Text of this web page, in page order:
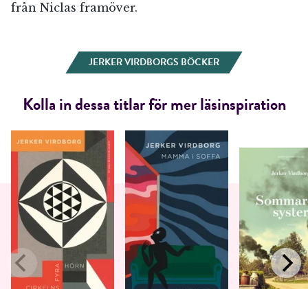
från Niclas framöver.
JERKER VIRDBORGS BÖCKER
Kolla in dessa titlar för mer läsinspiration